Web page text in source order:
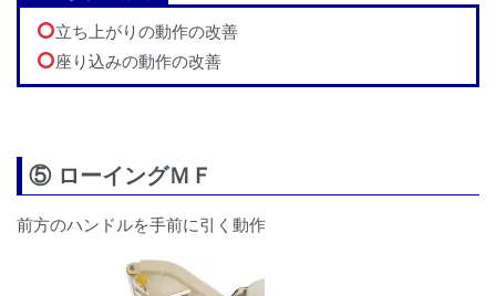
立ち上がりの動作の改善
座り込みの動作の改善
⑤ ローイングＭＦ
前方のハンドルを手前に引く動作